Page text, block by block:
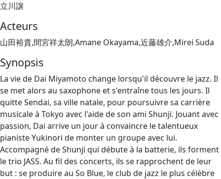
立川譲
Acteurs
山田裕貴,間宮祥太朗,Amane Okayama,近藤雄介,Mirei Suda
Synopsis
La vie de Dai Miyamoto change lorsqu'il découvre le jazz. Il
se met alors au saxophone et s'entraîne tous les jours. Il
quitte Sendai, sa ville natale, pour poursuivre sa carrière
musicale à Tokyo avec l'aide de son ami Shunji. Jouant avec
passion, Dai arrive un jour à convaincre le talentueux
pianiste Yukinori de monter un groupe avec lui.
Accompagné de Shunji qui débute à la batterie, ils forment
le trio JASS. Au fil des concerts, ils se rapprochent de leur
but : se produire au So Blue, le club de jazz le plus célèbre